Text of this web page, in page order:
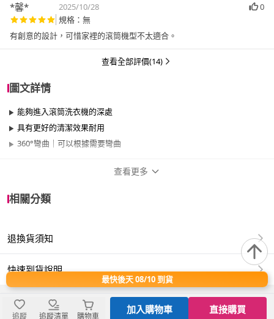
*馨* 2025/10/28
0
規格：無
有創意的設計，可惜家裡的滾筒機型不太適合。
查看全部評價(14)
圖文詳情
能夠進入滾筒洗衣機的深處
具有更好的清潔效果耐用
360°彎曲｜可以根據需要彎曲
材質:PP、尼龍刷毛
尺寸:長60x寬2cm
產地:中國
你是否知道，滾筒洗衣機裡暗藏的污垢和細菌？
看似潔淨的滾筒內壁，其實可能藏污納垢。
查看更多
相關分類
退換貨須知
快速到貨說明
最快後天 08/10 到貨
追蹤 追蹤清單 購物車
加入購物車 直接購買